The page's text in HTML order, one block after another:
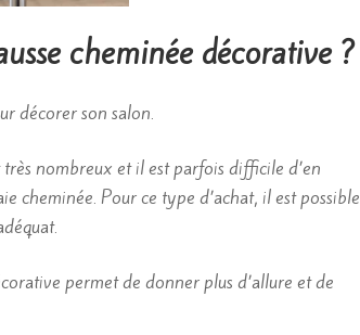
cheminée décorative ?
décorer son salon.
nombreux et il est parfois difficile d’en
cheminée. Pour ce type d’achat, il est possible
permet de donner plus d’allure et de